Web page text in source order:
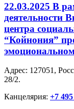
22.03.2025 В
деятельности
центра
“Койнония”
Адрес: 127051,
28/2.
Канцелярия: +7